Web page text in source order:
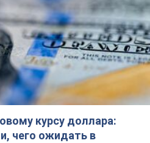
курсу доллара:
чего ожидать в